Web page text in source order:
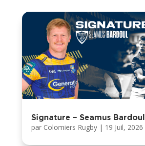
Signature – Seamus Bardoul
par Colomiers Rugby| 19 Juil, 2026